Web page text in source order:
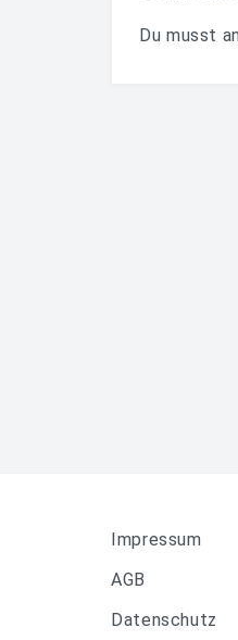
Du musst
Impressum
AGB
Datenschutz